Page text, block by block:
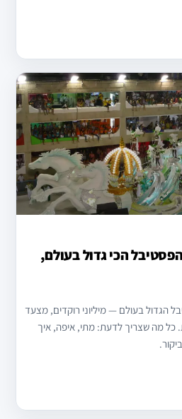
הכי גדול בעולם,
הגדול בעולם — מיליוני רוקדים, מצעד
כל מה שצריך לדעת: מתי, איפה, איך